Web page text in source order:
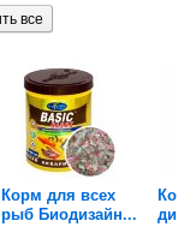
Корм для всех
рыб Биодизайн...